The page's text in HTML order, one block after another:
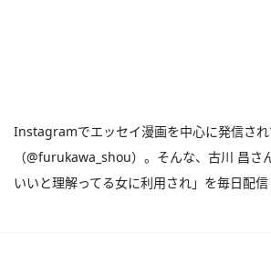
Instagramでエッセイ漫画を中心に発信さ
（@furukawa_shou）。そんな、古川 昌さ
いいと理解ってる女に利用され」を毎日配信